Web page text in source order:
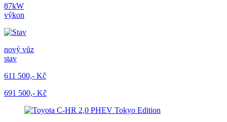
87kW
výkon
nový vůz
stav
611 500,- Kč
691 500,- Kč